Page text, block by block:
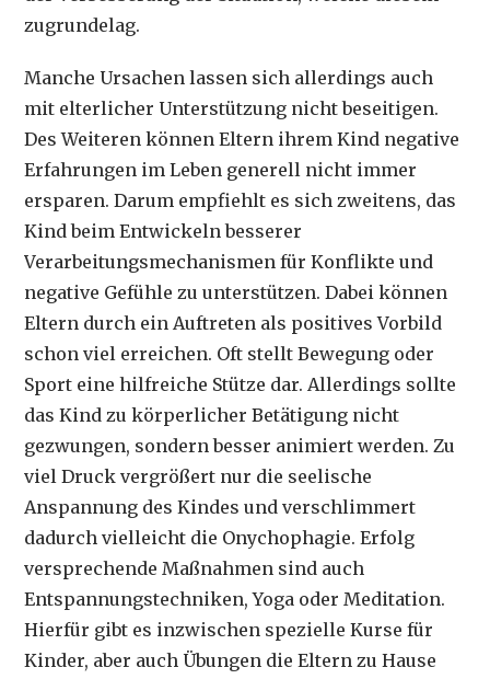
zugrundelag.
Manche Ursachen lassen sich allerdings auch
mit elterlicher Unterstützung nicht beseitigen.
Des Weiteren können Eltern ihrem Kind negative
Erfahrungen im Leben generell nicht immer
ersparen. Darum empfiehlt es sich zweitens, das
Kind beim Entwickeln besserer
Verarbeitungsmechanismen für Konflikte und
negative Gefühle zu unterstützen. Dabei können
Eltern durch ein Auftreten als positives Vorbild
schon viel erreichen. Oft stellt Bewegung oder
Sport eine hilfreiche Stütze dar. Allerdings sollte
das Kind zu körperlicher Betätigung nicht
gezwungen, sondern besser animiert werden. Zu
viel Druck vergrößert nur die seelische
Anspannung des Kindes und verschlimmert
dadurch vielleicht die Onychophagie. Erfolg
versprechende Maßnahmen sind auch
Entspannungstechniken, Yoga oder Meditation.
Hierfür gibt es inzwischen spezielle Kurse für
Kinder, aber auch Übungen die Eltern zu Hause